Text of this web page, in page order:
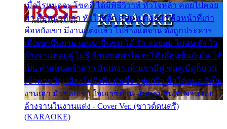
เมื่อไรหนอจะ โชคดี ได้มีพิธีวิวาห์ หัวใจหล้า คอยไปคอย
มา คือหน้าที่เก่า หัวใจหล้า คอยไปคอยมา คือหน้าที่เก่า
คือหยังเขา มีงานแต่งแล้ว ไปล้างแต่จาน ดั่งถูกประหาร
เมื่อเขาชื่นบาน แต่เราขื่นขม โอ้ รัก ลอยลม ไม่สม ดัง ใจ
ล้างจานคอยคู่ ไม่รู้ อีกนานเท่าใด จะได้ เลื่อนขั้นบันได ได้
เป็น ตำแหน่งเจ้าสาว มันเหงา เห็นเขามีคู่ ซมดู มีคู่ก็ม่วน
เข้าพาขวัญ เสียงโห่ตึงตึง มันซึ้ง อยู่แก่ใจ มื้อใด๋หนอ สิเป็น
งานเฮา มัวซอยเขา ใจเฮาซิด้าน มันทรมาน จับจาน เอย…
ล้างจานในงานแต่ง - Cover Ver. (ซาวด์ดนตรี)
(KARAOKE)